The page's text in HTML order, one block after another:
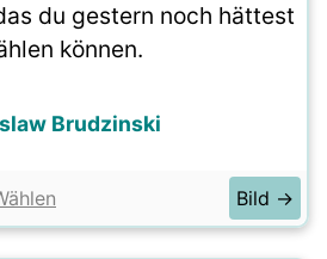
du gestern noch hättest
können.
Brudzinski
Bild →